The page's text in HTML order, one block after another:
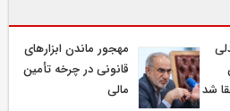
شد
مهجور ماندن ابزارهای
قانونی در چرخه تأمین
مالی